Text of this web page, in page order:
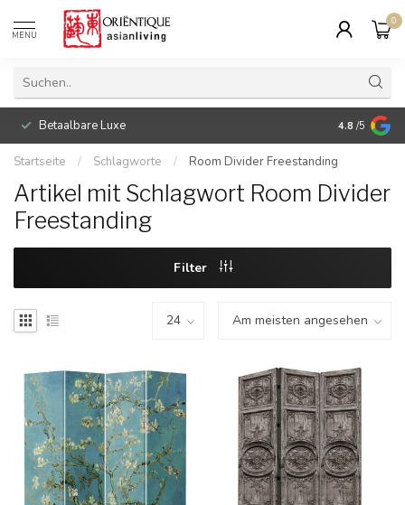
MENU
0
Betaalbare Luxe 4.8 /5
Startseite / Schlagworte / Room Divider Freestanding
Artikel mit Schlagwort Room Divider
Freestanding
Filter